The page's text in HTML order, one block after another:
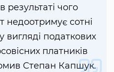
результаті чого
сотні
вигляді податкових
платників
Степан Капшук.